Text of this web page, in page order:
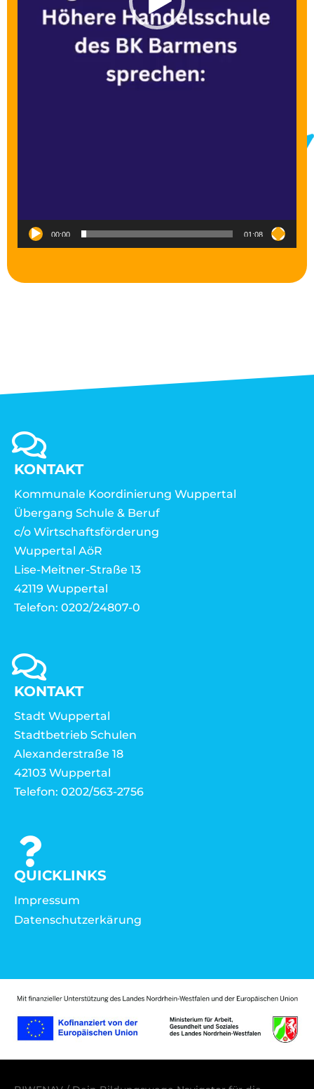
00:00 01:08
KONTAKT
Kommunale Koordinierung Wuppertal
Übergang Schule & Beruf
c/o Wirtschaftsförderung
Wuppertal AöR
Lise-Meitner-Straße 13
42119 Wuppertal
Telefon: 0202/24807-0
KONTAKT
Stadt Wuppertal
Stadtbetrieb Schulen
Alexanderstraße 18
42103 Wuppertal
Telefon: 0202/563-2756
QUICKLINKS
Impressum
Datenschutzerkärung